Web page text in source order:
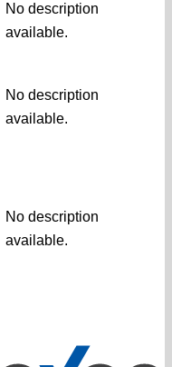
No description
available.
No description
available.
No description
available.